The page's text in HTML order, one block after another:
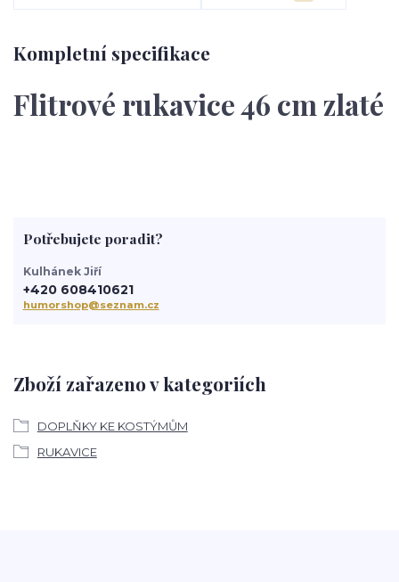
Kompletní specifikace
Flitrové rukavice 46 cm zlaté
Zboží zařazeno v kategoriích
DOPLŇKY KE KOSTÝMŮM
RUKAVICE
Potřebujete poradit?
Kulhánek Jiří
+420 608410621
humorshop@seznam.cz